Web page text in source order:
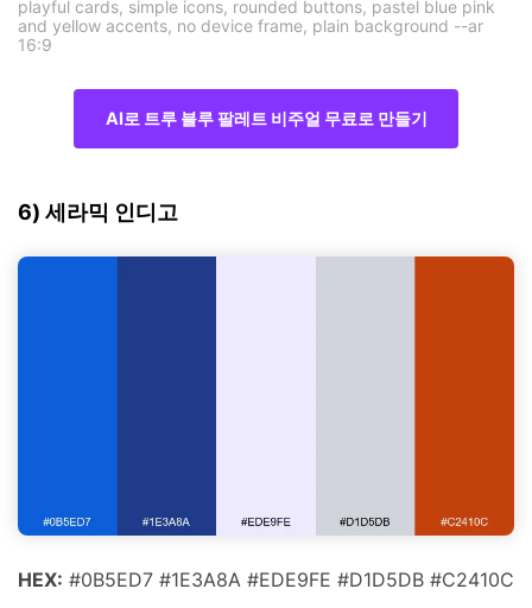
playful cards, simple icons, rounded buttons, pastel blue pink
and yellow accents, no device frame, plain background --ar
16:9
AI로 트루 블루 팔레트 비주얼 무료로 만들기
6) 세라믹 인디고
HEX: #0B5ED7 #1E3A8A #EDE9FE #D1D5DB #C2410C